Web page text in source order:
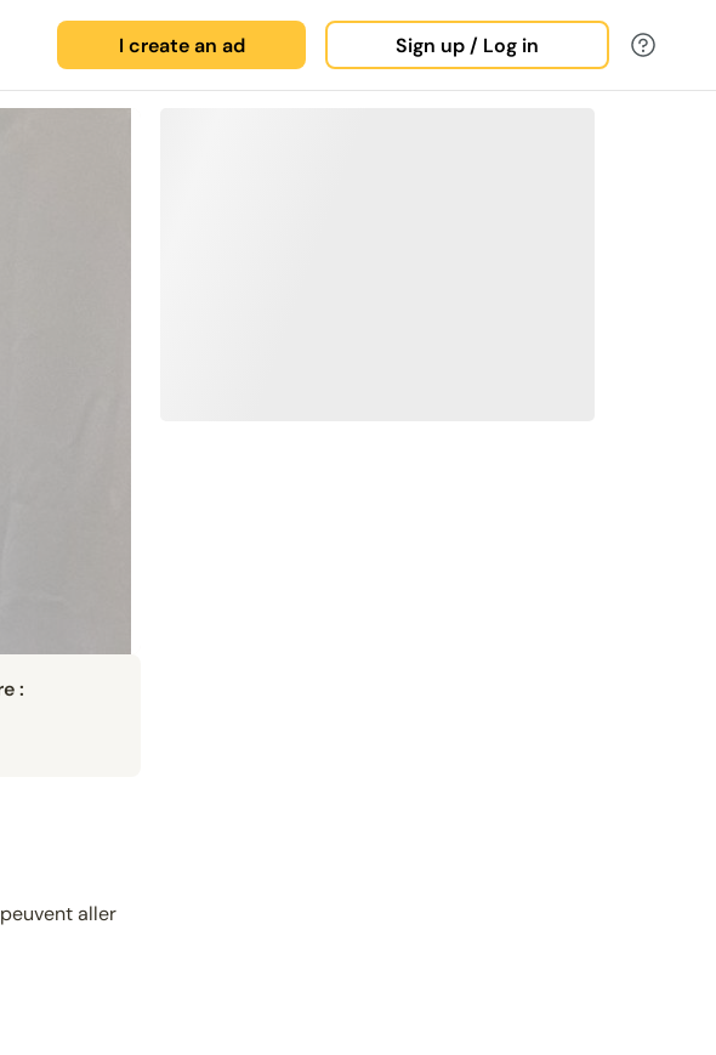
I create an ad Sign up / Log in
:
aller